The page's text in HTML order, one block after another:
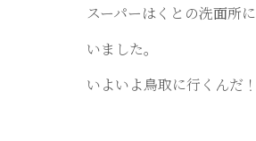
スーパーはくとの洗面所
いました。
いよいよ鳥取に行くんだ